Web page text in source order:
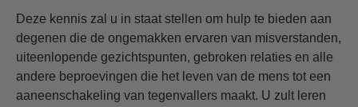
Deze kennis zal u in staat stellen om hulp te bieden aan
degenen die de ongemakken ervaren van misverstanden,
uiteenlopende gezichtspunten, gebroken relaties en alle
andere beproevingen die het leven van de mens tot een
aaneenschakeling van tegenvallers maakt. U zult leren